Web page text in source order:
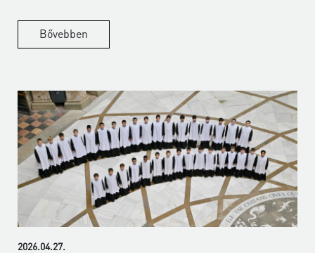
Bővebben
2026.04.27.